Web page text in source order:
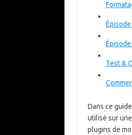
Test &
Dans ce
utilisé sur
plugins de